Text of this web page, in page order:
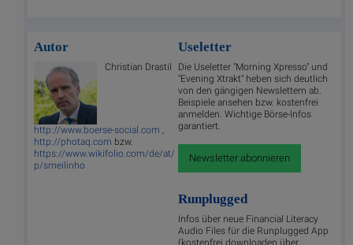
Autor
Christian Drastil
http://www.boerse-social.com ,
http://photaq.com bzw.
https://www.wikifolio.com/de/at/
p/smeilinho
Useletter
Die Useletter "Morning Xpresso" und
"Evening Xtrakt" heben sich deutlich
von den gängigen Newslettern ab.
Beispiele ansehen bzw. kostenfrei
anmelden. Wichtige Börse-Infos
garantiert.
Newsletter abonnieren
Runplugged
Infos über neue Financial Literacy
Audio Files für die Runplugged App
(kostenfrei downloaden über